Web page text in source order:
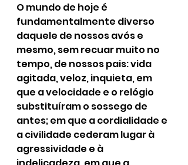
O mundo de hoje é
fundamentalmente diverso
daquele de nossos avós e
mesmo, sem recuar muito no
tempo, de nossos pais: vida
agitada, veloz, inquieta, em
que a velocidade e o relógio
substituíram o sossego de
antes; em que a cordialidade e
a civilidade cederam lugar à
agressividade e à